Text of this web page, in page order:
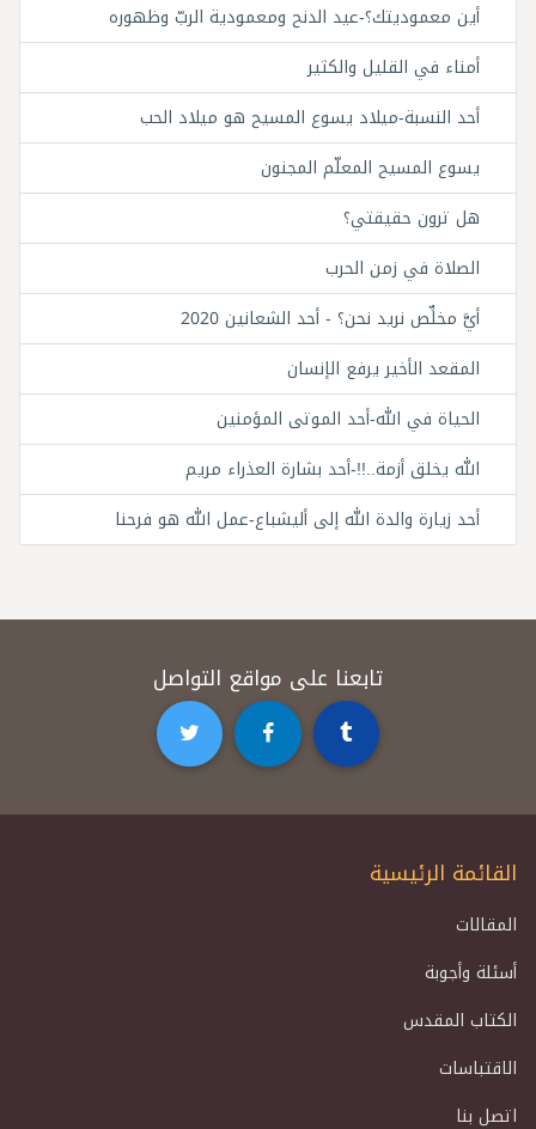
أين معموديتك؟-عيد الدنح ومعمودية الربّ وظهوره
أمناء في القليل والكثير
أحد النسبة-ميلاد يسوع المسيح هو ميلاد الحب
يسوع المسيح المعلّم المجنون
هل ترون حقيقتي؟
الصلاة في زمن الحرب
أيَّ مخلِّص نريد نحن؟ - أحد الشعانين 2020
المقعد الأخير يرفع الإنسان
الحياة في الله-أحد الموتى المؤمنين
الله يخلق أزمة..!!-أحد بشارة العذراء مريم
أحد زيارة والدة الله إلى أليشباع-عمل الله هو فرحنا
تابعنا على مواقع التواصل
القائمة الرئيسية
المقالات
أسئلة وأجوبة
الكتاب المقدس
الاقتباسات
اتصل بنا